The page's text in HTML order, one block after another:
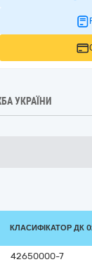
УКРАЇНИ
КЛАСИФІКАТОР ДК
42650000-7